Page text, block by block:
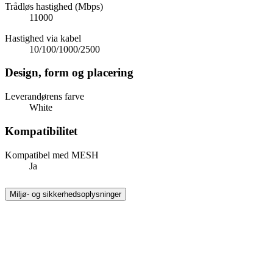
Trådløs hastighed (Mbps)
11000
Hastighed via kabel
10/100/1000/2500
Design, form og placering
Leverandørens farve
White
Kompatibilitet
Kompatibel med MESH
Ja
Miljø- og sikkerhedsoplysninger